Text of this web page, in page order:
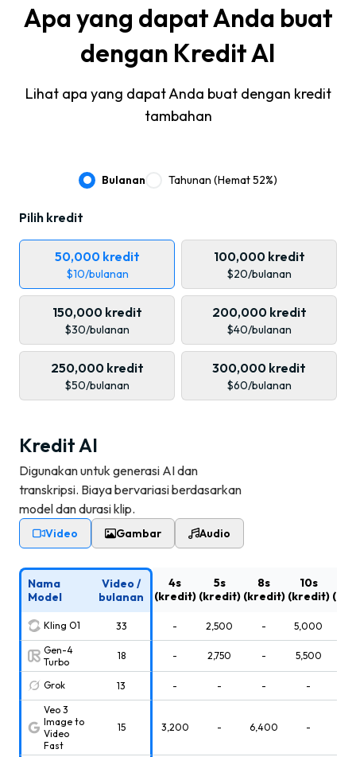
Apa yang dapat Anda buat
dengan Kredit AI
Lihat apa yang dapat Anda buat dengan kredit
tambahan
Bulanan Tahunan (Hemat 52%)
Pilih kredit
50,000 kredit
$10/bulanan
100,000 kredit
$20/bulanan
150,000 kredit
$30/bulanan
200,000 kredit
$40/bulanan
250,000 kredit
$50/bulanan
300,000 kredit
$60/bulanan
Kredit AI
Digunakan untuk generasi AI dan
transkripsi. Biaya bervariasi berdasarkan
model dan durasi klip.
Video Gambar Audio
Nama
Model
Video/
bulanan
4s
(kredit)
5s
(kredit)
8s
(kredit)
10s
(kredit)
Kling O1 33 - 2,500 - 5,000
Gen-4
Turbo
18 - 2,750 - 5,500
Grok 13 - - - -
Veo 3
Image to
Video
Fast
15 3,200 - 6,400 -